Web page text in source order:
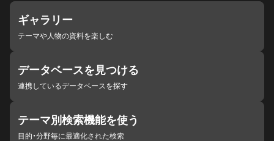
ギャラリー
テーマや人物の資料を楽しむ
データベースを見つける
連携しているデータベースを探す
テーマ別検索機能を使う
目的・分野毎に最適化された検索